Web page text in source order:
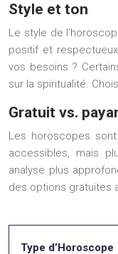
Style et ton
Le style de
positif et
vos besoins ?
sur la spiritualité.
Gratuit vs.
Les horoscopes
accessibles, mais
analyse plus
des options gratuites
Type d’Horoscope